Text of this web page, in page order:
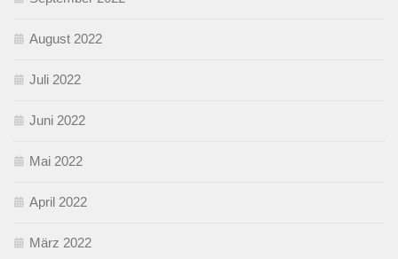
August 2022
Juli 2022
Juni 2022
Mai 2022
April 2022
März 2022